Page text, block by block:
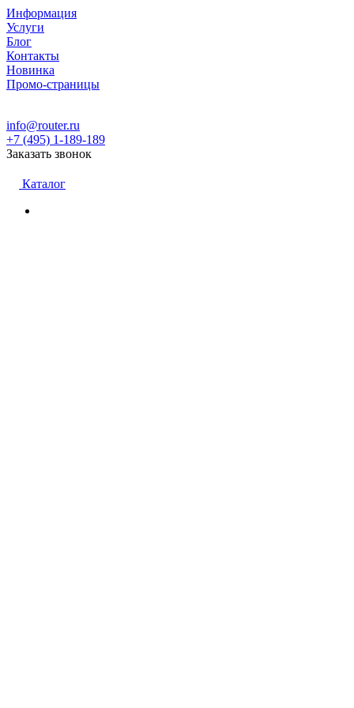
Информация
Услуги
Блог
Контакты
Новинка
Промо-страницы
info@router.ru
+7 (495) 1-189-189
Заказать звонок
Каталог